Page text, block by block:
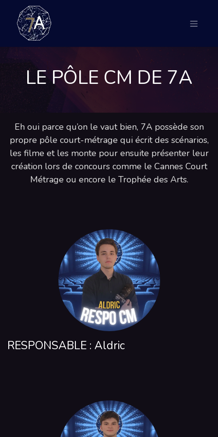
LE PÔLE CM DE 7A
Eh oui parce qu’on le vaut bien, 7A possède son
propre pôle court-métrage qui écrit des scénarios,
les filme et les monte pour ensuite présenter leur
création lors de concours comme le Cannes Court
Métrage ou encore le Trophée des Arts.
RESPONSABLE : Aldric